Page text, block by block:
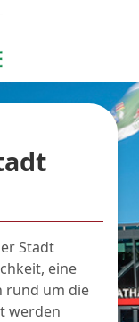
Stadt
eine
rund um die
werden